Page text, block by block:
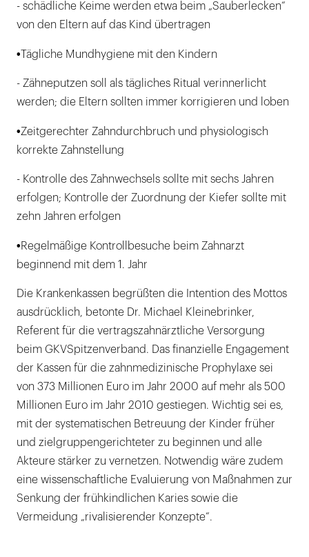
- schädliche Keime werden etwa beim „Sauberlecken“
von den Eltern auf das Kind übertragen
• Tägliche Mundhygiene mit den Kindern
- Zähneputzen soll als tägliches Ritual verinnerlicht
werden; die Eltern sollten immer korrigieren und loben
•Zeitgerechter Zahndurchbruch und physiologisch
korrekte Zahnstellung
- Kontrolle des Zahnwechsels sollte mit sechs Jahren
erfolgen; Kontrolle der Zuordnung der Kiefer sollte mit
zehn Jahren erfolgen
•Regelmäßige Kontrollbesuche beim Zahnarzt
beginnend mit dem 1. Jahr
Die Krankenkassen begrüßten die Intention des Mottos
ausdrücklich, betonte Dr. Michael Kleinebrinker,
Referent für die vertragszahnärztliche Versorgung
beim GKVSpitzenverband. Das finanzielle Engagement
der Kassen für die zahnmedizinische Prophylaxe sei
von 373 Millionen Euro im Jahr 2000 auf mehr als 500
Millionen Euro im Jahr 2010 gestiegen. Wichtig sei es,
mit der systematischen Betreuung der Kinder früher
und zielgruppengerichteter zu beginnen und alle
Akteure stärker zu vernetzen. Notwendig wäre zudem
eine wissenschaftliche Evaluierung von Maßnahmen zur
Senkung der frühkindlichen Karies sowie die
Vermeidung „rivalisierender Konzepte“.